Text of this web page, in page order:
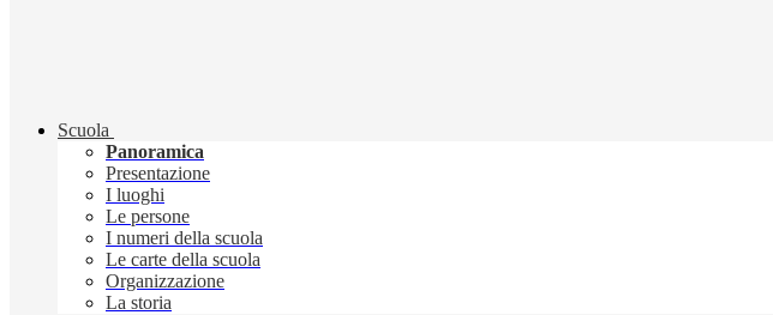
Scuola
Panoramica
Presentazione
I luoghi
Le persone
I numeri della scuola
Le carte della scuola
Organizzazione
La storia